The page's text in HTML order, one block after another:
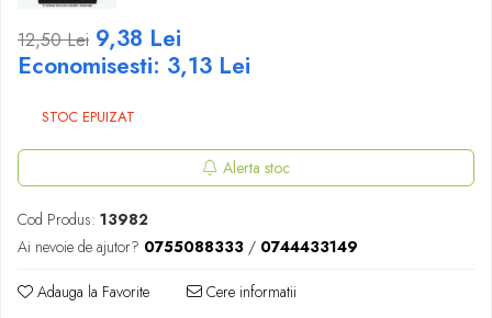
Merch Lex Hobby Store
Pop Culture
Sepci
Tricouri
Figurine
Cani/Pahare
12,50 Lei 9,38 Lei
Economisesti: 3,13 Lei
STOC EPUIZAT
Alerta stoc
Cod Produs: 13982
Ai nevoie de ajutor? 0755088333 / 0744433149
Adauga la Favorite Cere informatii